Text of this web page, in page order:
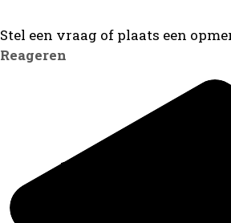
Stel een vraag of plaats een
Reageren